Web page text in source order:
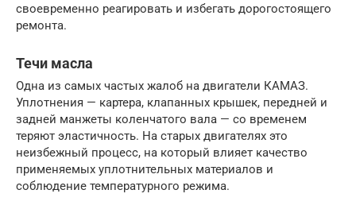
своевременно реагировать и избегать дорогостоящего
ремонта.
Течи масла
Одна из самых частых жалоб на двигатели КАМАЗ.
Уплотнения — картера, клапанных крышек, передней и
задней манжеты коленчатого вала — со временем
теряют эластичность. На старых двигателях это
неизбежный процесс, на который влияет качество
применяемых уплотнительных материалов и
соблюдение температурного режима.